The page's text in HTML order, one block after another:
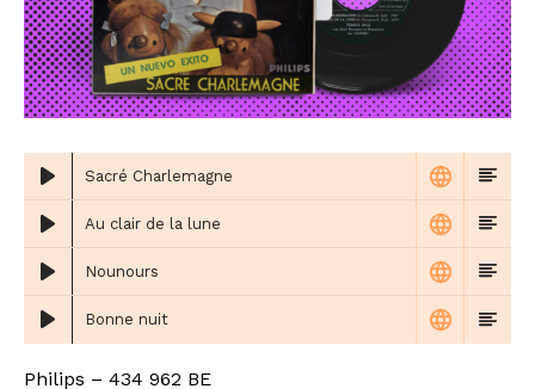
Sacré Charlemagne
Au clair de la lune
Nounours
Bonne nuit
Philips – 434 962 BE